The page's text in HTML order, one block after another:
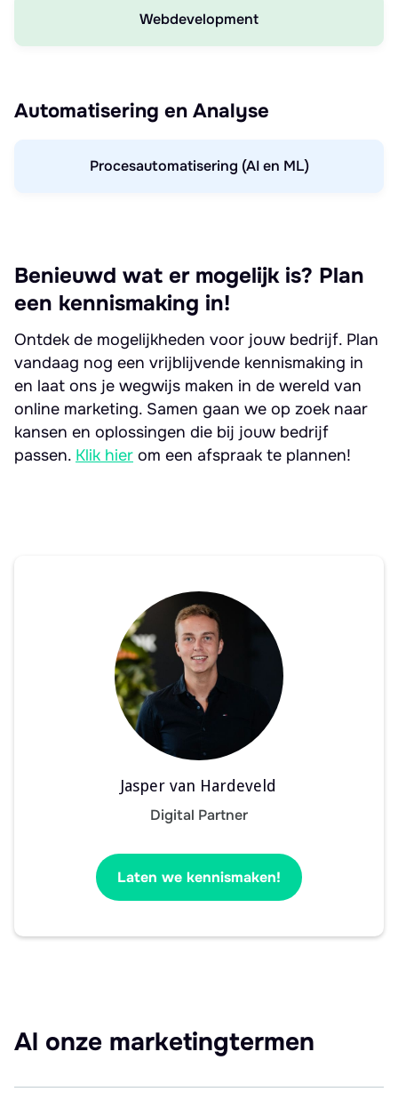
Webdevelopment
Automatisering en Analyse
Procesautomatisering (AI en ML)
Benieuwd wat er mogelijk is? Plan
een kennismaking in!
Ontdek de mogelijkheden voor jouw bedrijf. Plan
vandaag nog een vrijblijvende kennismaking in
en laat ons je wegwijs maken in de wereld van
online marketing. Samen gaan we op zoek naar
kansen en oplossingen die bij jouw bedrijf
passen. Klik hier om een afspraak te plannen!
Jasper van Hardeveld
Digital Partner
Laten we kennismaken!
Al onze marketingtermen